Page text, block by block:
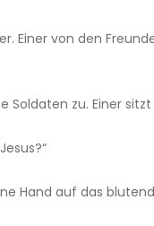
Einer von den
Soldaten zu. Einer
Hand auf das